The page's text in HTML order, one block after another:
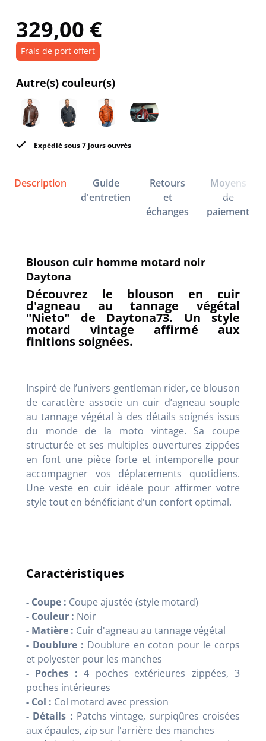
329,00 €
Frais de port offert
Autre(s) couleur(s)
Expédié sous 7 jours ouvrés
Description
Guide
d'entretien
Retours
et
échanges
Moyens
de
paiement
Blouson cuir homme motard noir
Daytona
Découvrez le blouson en cuir
d'agneau au tannage végétal
"Nieto" de Daytona73. Un style
motard vintage affirmé aux
finitions soignées.
Inspiré de l’univers gentleman rider, ce blouson
de caractère associe un cuir d’agneau souple
au tannage végétal à des détails soignés issus
du monde de la moto vintage. Sa coupe
structurée et ses multiples ouvertures zippées
en font une pièce forte et intemporelle pour
accompagner vos déplacements quotidiens.
Une veste en cuir idéale pour affirmer votre
style tout en bénéficiant d'un confort optimal.
Caractéristiques
- Coupe : Coupe ajustée (style motard)
- Couleur : Noir
- Matière : Cuir d'agneau au tannage végétal
- Doublure : Doublure en coton pour le corps
et polyester pour les manches
- Poches : 4 poches extérieures zippées, 3
poches intérieures
- Col : Col motard avec pression
- Détails : Patchs vintage, surpiqûres croisées
aux épaules, zip sur l'arrière des manches